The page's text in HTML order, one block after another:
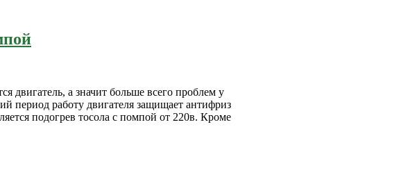
двигатель, а значит больше всего проблем у
период работу двигателя защищает антифриз
подогрев тосола с помпой от 220в. Кроме